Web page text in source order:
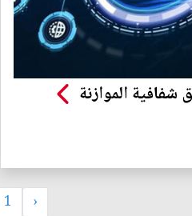
الموازنة
‹
1